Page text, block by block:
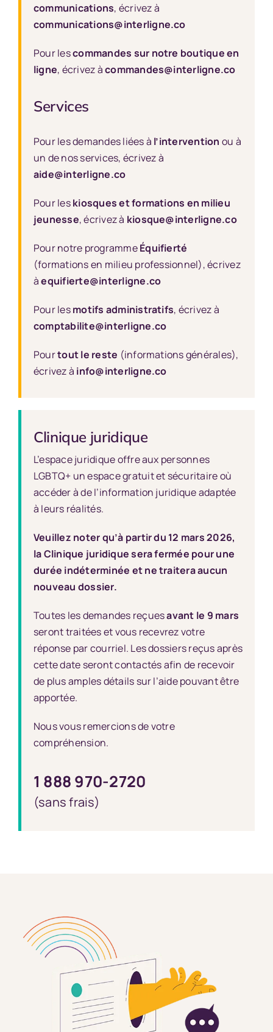
communications, écrivez à
communications@interligne.co
Pour lescommandes sur notre boutique en
ligne, écrivez àcommandes@interligne.co
Services
Pour les demandes liées à l’intervention ou à
un de nos services, écrivez à
aide@interligne.co
Pour leskiosques et formations en milieu
jeunesse, écrivez à kiosque@interligne.co
Pour notre programmeÉquifierté
(formations en milieu professionnel), écrivez
àequifierte@interligne.co
Pour lesmotifs administratifs, écrivez à
comptabilite@interligne.co
Pourtout le reste (informations générales),
écrivez à info@interligne.co
Clinique juridique
L’espace juridique offre aux personnes
LGBTQ+ un espace gratuit et sécuritaire où
accéder à de l’information juridique adaptée
à leurs réalités.
Veuillez noter qu’à partir du 12 mars 2026,
la Clinique juridique sera fermée pour une
durée indéterminée et ne traitera aucun
nouveau dossier.
Toutes les demandes reçuesavant le 9 mars
seront traitées et vous recevrez votre
réponse par courriel. Les dossiers reçus après
cette date seront contactés afin de recevoir
de plus amples détails sur l’aide pouvant être
apportée.
Nous vous remercions de votre
compréhension.
1 888 970-2720
(sans frais)